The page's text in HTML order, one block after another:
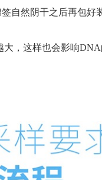
自然阴干之后再包好
，这样也会影响